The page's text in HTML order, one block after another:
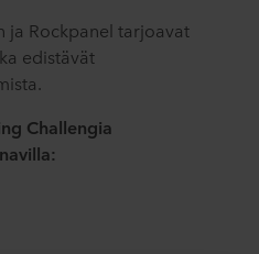
ja Rockpanel tarjoavat
edistävät
Challengia